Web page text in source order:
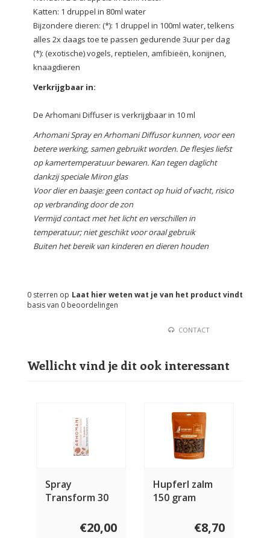
Katten: 1 druppel in 80ml water
Bijzondere dieren: (*): 1 druppel in 100ml water, telkens
alles 2x daags toe te passen gedurende 3uur per dag
(*): (exotische) vogels, reptielen, amfibieën, konijnen,
knaagdieren
Verkrijgbaar in:
De Arhomani Diffuser is verkrijgbaar in 10 ml
Arhomani Spray en Arhomani Diffusor kunnen, voor een
betere werking, samen gebruikt worden. De flesjes liefst
op kamertemperatuur bewaren. Kan tegen daglicht
dankzij speciale Miron glas
Voor dier en baasje: geen contact op huid of vacht, risico
op verbranding door de zon
Vermijd contact met het licht en verschillen in
temperatuur; niet geschikt voor oraal gebruik
Buiten het bereik van kinderen en dieren houden
Laat hier weten wat je van het product vindt
0 sterren op
basis van 0 beoordelingen
CONTACT
Wellicht vind je dit ook interessant
Spray
Transform 30
€20,00
Hupferl zalm
150 gram
€8,70